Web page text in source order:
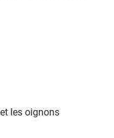
les oignons